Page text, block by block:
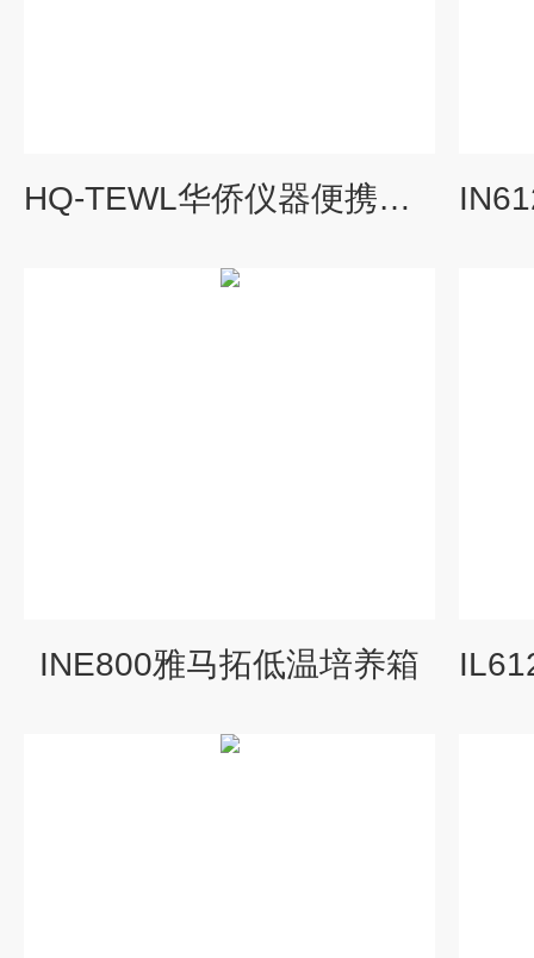
HQ-TEWL华侨仪器便携式经皮水分测试仪
INE800雅马拓低温培养箱